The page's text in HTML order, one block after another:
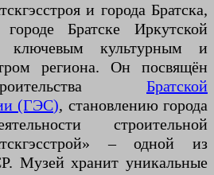
и города Братска,
Братске Иркутской
ключевым культурным и
региона. Он посвящён
Братской
(ГЭС), становлению города
строительной
– одной из
Музей хранит уникальные